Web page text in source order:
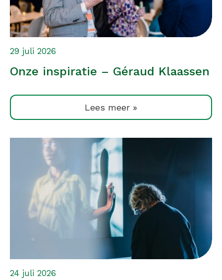
Onze inspiratie – Géraud Klaassen
29 juli 2026
Lees meer »
24 juli 2026